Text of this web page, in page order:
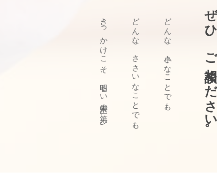
ぜひ、ご相
どんな、小さなことでも、
どんな、ささいなことでも、
きっかけこそ、明るい未来の第一歩。